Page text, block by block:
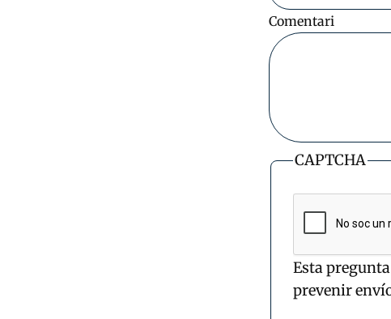
Comentari
CAPTCHA
Esta
prevenir